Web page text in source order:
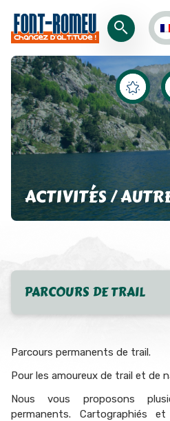
ACTIVITÉS /
PARCOURS DE TRAIL
Parcours permanents de trail.
Pour les amoureux de trail et de
Nous vous proposons
permanents. Cartographiés